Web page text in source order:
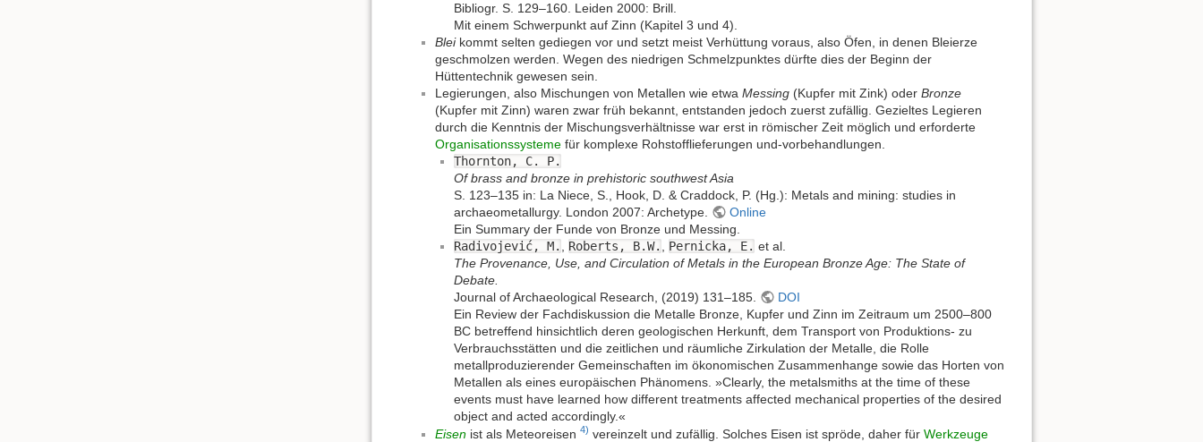
Bibliogr. S. 129–160. Leiden 2000: Brill.
Mit einem Schwerpunkt auf Zinn (Kapitel 3 und 4).
Bleikommt selten gediegen vor und setzt meist Verhüttung voraus, also Öfen, in denen Bleierze
geschmolzen werden. Wegen des niedrigen Schmelzpunktes dürfte dies der Beginn der
Hüttentechnik gewesen sein.
Legierungen, also Mischungen von Metallen wie etwa Messing (Kupfer mit Zink) oder Bronze
(Kupfer mit Zinn) waren zwar früh bekannt, entstanden jedoch zuerst zufällig. Gezieltes Legieren
durch die Kenntnis der Mischungsverhältnisse war erst in römischer Zeit möglich und erforderte
Organisationssysteme für komplexe Rohstofflieferungen und-vorbehandlungen.
Thornton, C. P.
Of brass and bronze in prehistoric southwest Asia
S. 123–135 in: La Niece, S., Hook, D. & Craddock, P. (Hg.): Metals and mining: studies in
archaeometallurgy. London 2007: Archetype.
Online
Ein Summary der Funde von Bronze und Messing.
Radivojević, M.
Roberts, B.W. Pernicka, E. et al.
The Provenance, Use, and Circulation of Metals in the European Bronze Age: The State of
Debate.
Journal of Archaeological Research, (2019) 131–185.
DOI
Ein Review der Fachdiskussion die Metalle Bronze, Kupfer und Zinn im Zeitraum um 2500–800
BC betreffend hinsichtlich deren geologischen Herkunft, dem Transport von Produktions- zu
Verbrauchsstätten und die zeitlichen und räumliche Zirkulation der Metalle, die Rolle
metallproduzierender Gemeinschaften im ökonomischen Zusammenhange sowie das Horten von
Metallen als eines europäischen Phänomens. »Clearly, the metalsmiths at the time of these
events must have learned how different treatments affected mechanical properties of the desired
object and acted accordingly.«
Eisen ist als Meteoreisen 4) vereinzelt und zufällig. Solches Eisen ist spröde, daher für Werkzeuge